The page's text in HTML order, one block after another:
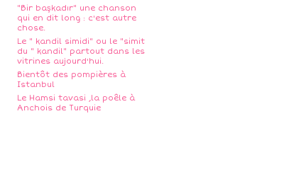
"Bir başkadır" une chanson
qui en dit long : c'est autre
chose.
Le " kandil simidi" ou le "simit
du " kandil" partout dans les
vitrines aujourd'hui.
Bientôt des pompières à
Istanbul
Le Hamsi tavasi ,la poêle à
Anchois de Turquie